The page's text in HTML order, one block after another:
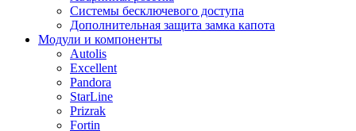
Системы бесключевого доступа
Дополнительная защита замка капота
Модули и компоненты
Autolis
Excellent
Pandora
StarLine
Prizrak
Fortin